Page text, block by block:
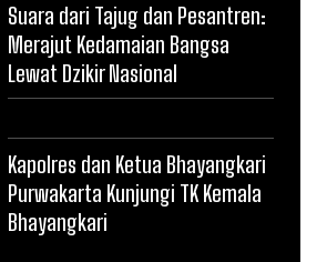
Suara dari Tajug dan Pesantren:
Merajut Kedamaian Bangsa
Lewat Dzikir Nasional
Kapolres dan Ketua Bhayangkari
Purwakarta Kunjungi TK Kemala
Bhayangkari